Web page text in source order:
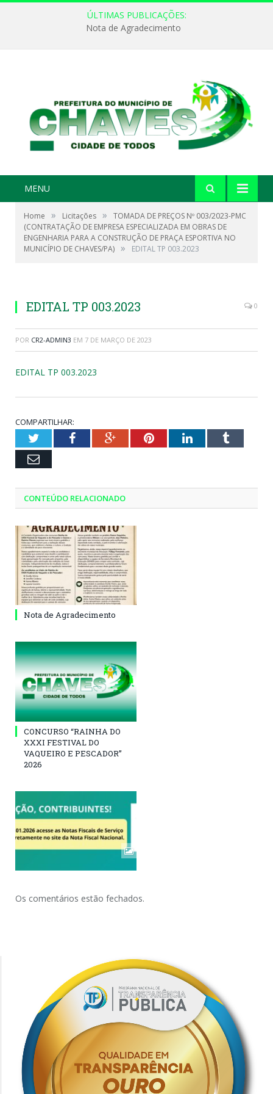
ÚLTIMAS PUBLICAÇÕES:
Nota de Agradecimento
MENU
Home » Licitações »
TOMADA DE PREÇOS Nº 003/2023-PMC
(CONTRATAÇÃO DE EMPRESA ESPECIALIZADA EM OBRAS DE
ENGENHARIA PARA A CONSTRUÇÃO DE PRAÇA ESPORTIVA NO
MUNICÍPIO DE CHAVES/PA) » EDITAL TP 003.2023
EDITAL TP 003.2023 0
POR CR2-ADMIN3 EM 7 DE MARÇO DE 2023
EDITAL TP 003.2023
COMPARTILHAR:
TwitterFacebookGoogle+PinterestLinkedInTumblr
Email
CONTEÚDO RELACIONADO
Nota de Agradecimento
CONCURSO “RAINHA DO
XXXI FESTIVAL DO
VAQUEIRO E PESCADOR”
2026
Os comentários estão fechados.